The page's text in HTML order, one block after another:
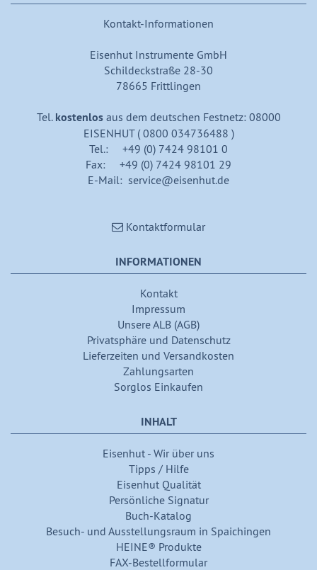
Kontakt-Informationen
Eisenhut Instrumente GmbH
Schildeckstraße 28-30
78665 Frittlingen
Tel. kostenlosaus dem deutschen Festnetz: 08000
EISENHUT ( 0800 034736488 )
Tel.: +49 (0) 7424 98101 0
Fax: +49 (0) 7424 98101 29
E-Mail: service@eisenhut.de
Kontaktformular
INFORMATIONEN
Kontakt
Impressum
Unsere ALB (AGB)
Privatsphäre und Datenschutz
Lieferzeiten und Versandkosten
Zahlungsarten
Sorglos Einkaufen
INHALT
Eisenhut - Wir über uns
Tipps / Hilfe
Eisenhut Qualität
Persönliche Signatur
Buch-Katalog
Besuch- und Ausstellungsraum in Spaichingen
HEINE® Produkte
FAX-Bestellformular